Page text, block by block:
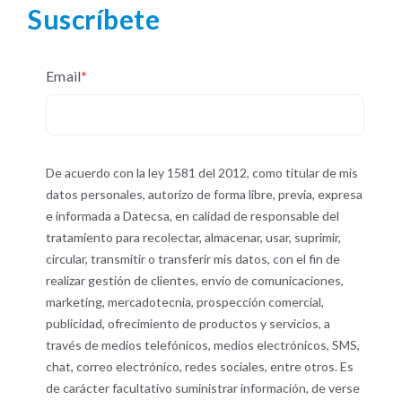
Suscríbete
Email*
De acuerdo con la ley 1581 del 2012, como titular de mis
datos personales, autorizo de forma libre, previa, expresa
e informada a Datecsa, en calidad de responsable del
tratamiento para recolectar, almacenar, usar, suprimir,
circular, transmitir o transferir mis datos, con el fin de
realizar gestión de clientes, envío de comunicaciones,
marketing, mercadotecnia, prospección comercial,
publicidad, ofrecimiento de productos y servicios, a
través de medios telefónicos, medios electrónicos, SMS,
chat, correo electrónico, redes sociales, entre otros. Es
de carácter facultativo suministrar información, de verse